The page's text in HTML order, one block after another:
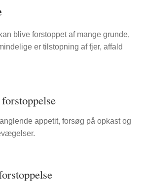
blive forstoppet af mange grunde,
er tilstopning af fjer, affald
appetit, forsøg på opkast og